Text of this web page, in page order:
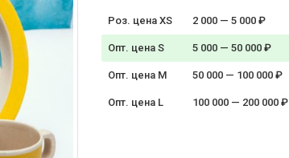
Роз. цена XS 2 000 — 5 000 ₽
Опт. цена S 5 000 — 50 000 ₽
Опт. цена M 50 000 — 100 000 ₽
Опт. цена L 100 000 — 200 000 ₽